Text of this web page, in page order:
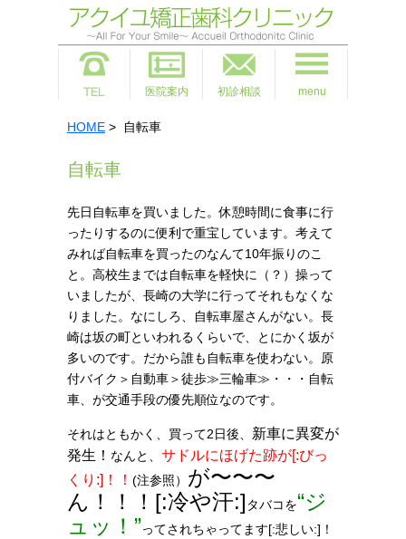
医院案内 初診相談 menu
HOME > 自転車
自転車
先日自転車を買いました。休憩時間に食事に行
ったりするのに便利で重宝しています。考えて
みれば自転車を買ったのなんて10年振りのこ
と。高校生までは自転車を軽快に（？）操って
いましたが、長崎の大学に行ってそれもなくな
りました。なにしろ、自転車屋さんがない。長
崎は坂の町といわれるくらいで、とにかく坂が
多いのです。だから誰も自転車を使わない。原
付バイク＞自動車＞徒歩≫三輪車≫・・・自転
車、が交通手段の優先順位なのです。
それはともかく、買って2日後、 新車に異変が
発生！ なんと、 サドルにほげた跡が[:びっ
くり:]！！ (注参照） が〜〜〜
ん！！！[:冷や汗:] タバコを“ジ
ュッ！”ってされちゃってます[:悲しい:]！